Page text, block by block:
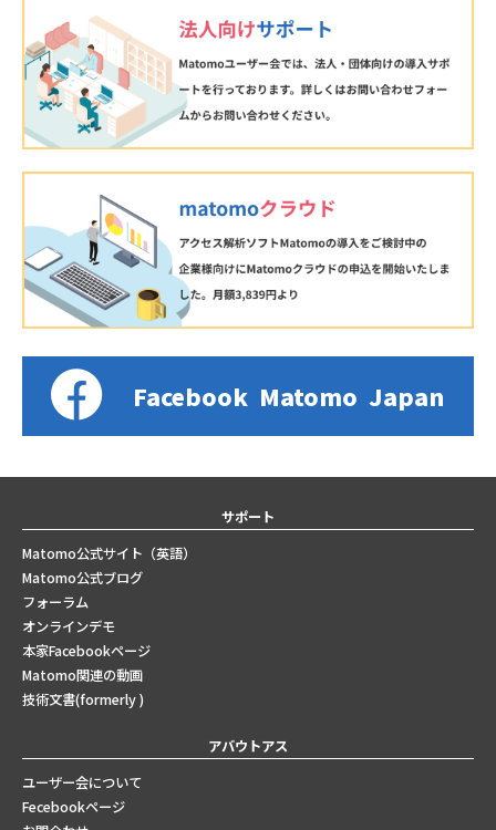
Facebook Matomo Japan
サポート
Matomo公式サイト（英語）
Matomo公式ブログ
フォーラム
オンラインデモ
本家Facebookページ
Matomo関連の動画
技術文書(formerly )
アバウトアス
ユーザー会について
Fecebookページ